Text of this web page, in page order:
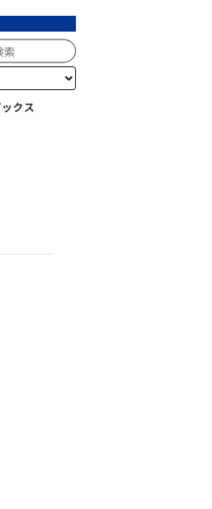
ックス